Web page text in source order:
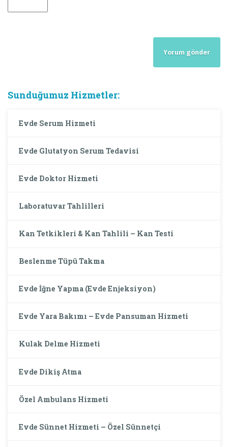
Sunduğumuz Hizmetler:
Evde Serum Hizmeti
Evde Glutatyon Serum Tedavisi
Evde Doktor Hizmeti
Laboratuvar Tahlilleri
Kan Tetkikleri & Kan Tahlili – Kan Testi
Beslenme Tüpü Takma
Evde İğne Yapma (Evde Enjeksiyon)
Evde Yara Bakımı – Evde Pansuman Hizmeti
Kulak Delme Hizmeti
Evde Dikiş Atma
Özel Ambulans Hizmeti
Evde Sünnet Hizmeti – Özel Sünnetçi